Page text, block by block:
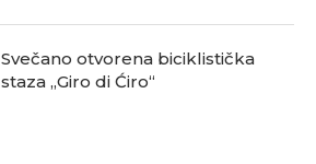
Svečano otvorena biciklistička
staza „Giro di Ćiro“